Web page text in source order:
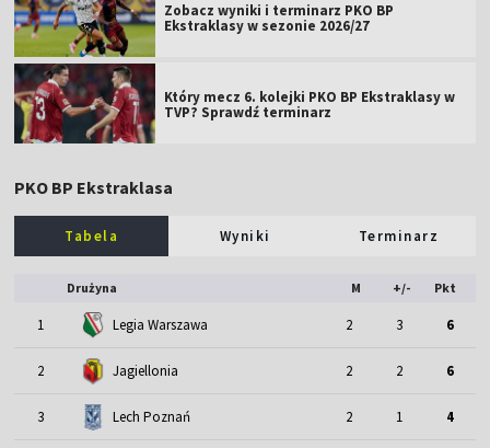
Zobacz wyniki i terminarz PKO BP
Ekstraklasy w sezonie 2026/27
Który mecz 6. kolejki PKO BP Ekstraklasy w
TVP? Sprawdź terminarz
PKO BP Ekstraklasa
Tabela Wyniki Terminarz
Drużyna M +/- Pkt
1 Legia Warszawa 2 3 6
2 Jagiellonia 2 2 6
3 Lech Poznań 2 1 4